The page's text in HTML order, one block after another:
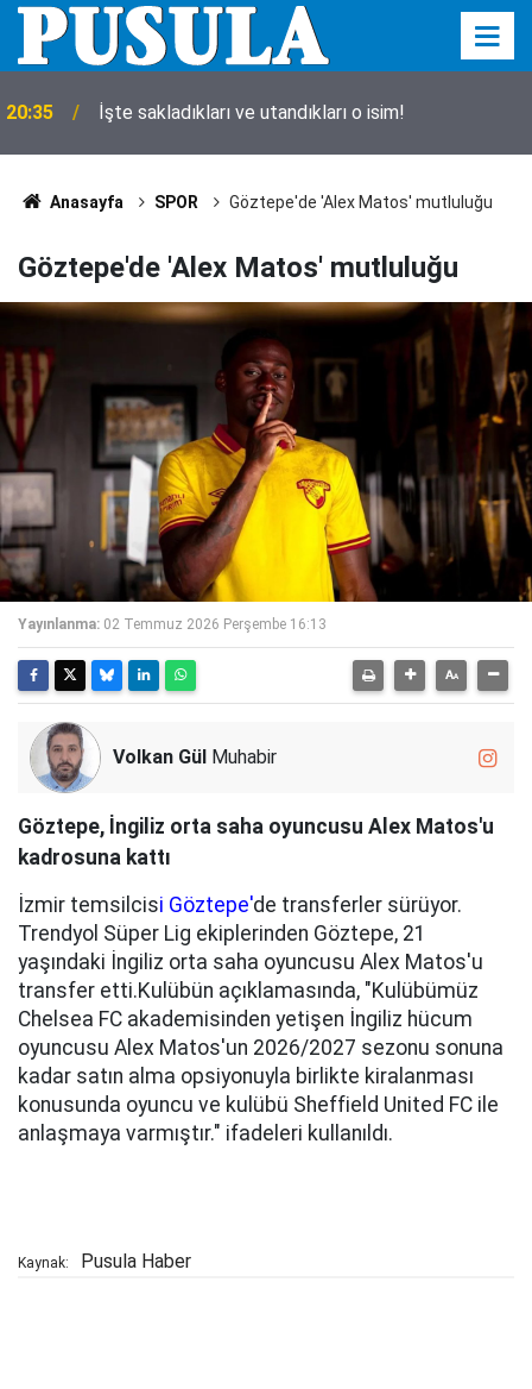
20:35 İşte sakladıkları ve utandıkları o isim!
Anasayfa SPOR Göztepe'de 'Alex Matos' mutluluğu
Göztepe'de 'Alex Matos' mutluluğu
Yayınlanma: 02 Temmuz 2026 Perşembe 16:13
Volkan Gül Muhabir
Göztepe, İngiliz orta saha oyuncusu Alex Matos'u
kadrosuna kattı
İzmir temsilcisi Göztepe'de transferler sürüyor.
Trendyol Süper Lig ekiplerinden Göztepe, 21
yaşındaki İngiliz orta saha oyuncusu Alex Matos'u
transfer etti.Kulübün açıklamasında, "Kulübümüz
Chelsea FC akademisinden yetişen İngiliz hücum
oyuncusu Alex Matos'un 2026/2027 sezonu sonuna
kadar satın alma opsiyonuyla birlikte kiralanması
konusunda oyuncu ve kulübü Sheffield United FC ile
anlaşmaya varmıştır." ifadeleri kullanıldı.
Kaynak: Pusula Haber